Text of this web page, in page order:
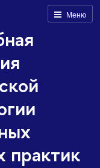
Меню
практик